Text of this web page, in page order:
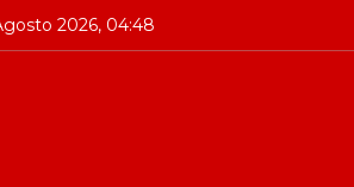
2026, 04:48